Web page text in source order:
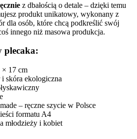
z dbałością o detale – dzięki temu
produkt unikatowy, wykonany z
dla osób, które chcą podkreślić swój
innego niż masowa produkcja.
plecaka:
× 17 cm
i skóra ekologiczna
– ręczne szycie w Polsce
formatu A4
młodzieży i kobiet